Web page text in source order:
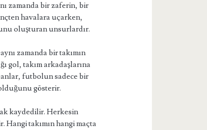
zamanda bir zaferin, bir
havalara uçarken,
oluşturan unsurlardır.
zamanda bir takımın
gol, takım arkadaşlarına
futbolun sadece bir
gösterir.
kaydedilir. Herkesin
takımın hangi maçta